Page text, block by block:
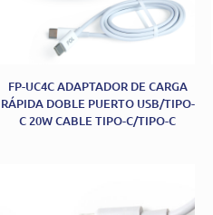
FP-UC4C ADAPTADOR DE CARGA
RÁPIDA DOBLE PUERTO USB/TIPO-
C 20W CABLE TIPO-C/TIPO-C